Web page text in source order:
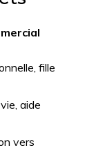
fille
aide
vers